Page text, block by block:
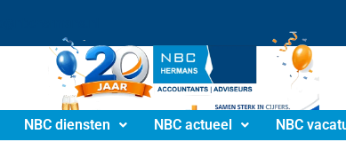
NBC diensten NBC actueel NBC